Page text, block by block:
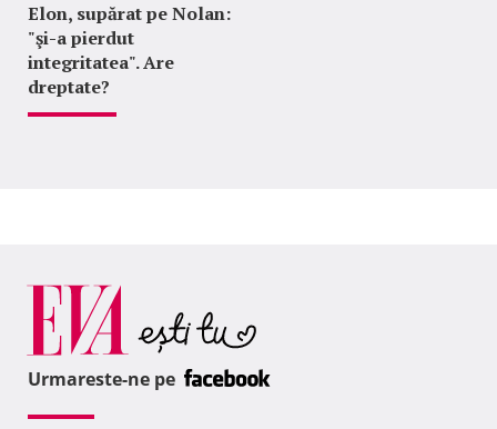
Elon, supărat pe Nolan:
"şi-a pierdut
integritatea". Are
dreptate?
Urmareste-ne pe